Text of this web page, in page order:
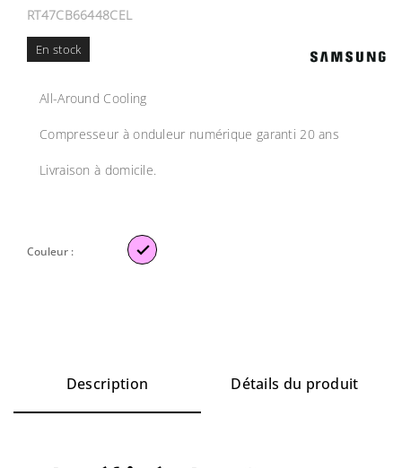
RT47CB66448CEL
En stock
All-Around Cooling
Compresseur à onduleur numérique garanti 20 ans
Livraison à domicile.
Couleur : 
Description Détails du produit